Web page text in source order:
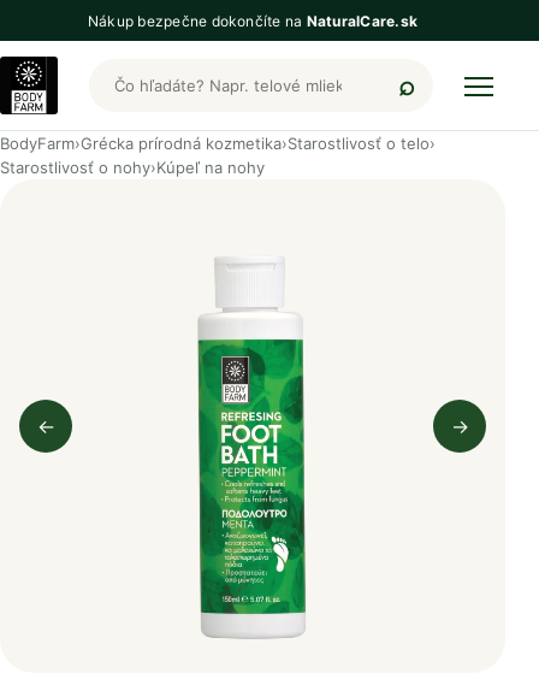
Nákup bezpečne dokončíte na NaturalCare.sk
Hľadať produkty BodyFarm
BodyFarm›Grécka prírodná kozmetika›Starostlivosť o telo›
Starostlivosť o nohy›Kúpeľ na nohy
←
Predchádzajúci obrázok
→